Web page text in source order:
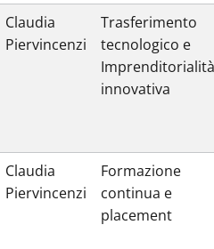
Claudia
Piervincenzi
Trasferimento
tecnologico e
Imprenditorialità
innovativa
Claudia
Piervincenzi
Formazione
continua e
placement